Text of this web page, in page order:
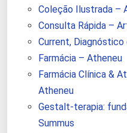
Coleção Ilustrada –
Consulta Rápida –
Current,
Farmácia – Atheneu
Farmácia Clínica &
Atheneu
Gestalt-terapia:
Summus